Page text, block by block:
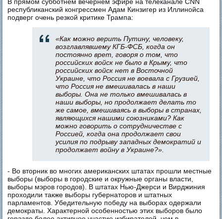
республиканский конгрессмен Адам Кинзигер из Иллинойса
подверг очень резкой критике Трампа:
«Как можно верить Путину, человеку,
возглавлявшему КГБ-ФСБ, когда он
постоянно врет, говоря о том, что
российских войск не было в Крыму, что
российских войск нет в Восточной
Украине, что Россия не воевала с Грузией,
что Россия не вмешивалась в наши
выборы. Она не только вмешивалась в
наши выборы, но продолжает делать то
же самое, вмешиваясь в выборы в странах,
являющихся нашими союзниками? Как
можно говорить о сотрудничестве с
Россией, когда она продолжает свои
усилия по подрыву западных демократий и
продолжает войну в Украине?».
- Во вторник во многих американских штатах прошли местные
выборы (выборы в городские и окружные органы власти,
выборы мэров городов). В штатах Нью-Джерси и Вирджиния
проходили также выборы губернаторов и штатных
парламентов. Убедительную победу на выборах одержали
демократы. Характерной особенностью этих выборов было